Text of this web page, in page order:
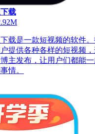
载
载是一款短视频的软件
提供各种各样的短视频
主发布，让用户们都能
情。